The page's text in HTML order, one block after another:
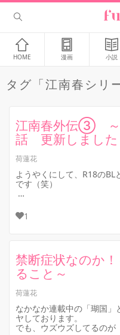
HOME 漫画 小説
タグ「江南春シリ
江南春外伝③ ～
話 更新しました
荷蓮花
ようやくにして、R18の
です（笑）
「あの方」のイメージが（
「...
1
禁断症状なのか
ること～
荷蓮花
なかなか連載中の「瑚国
ヤしております。
でも、ウズウズしてるのが